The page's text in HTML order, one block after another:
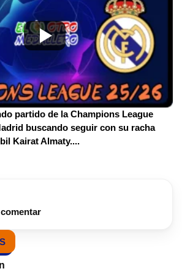
partido de la Champions League
buscando seguir con su racha
Kairat Almaty....